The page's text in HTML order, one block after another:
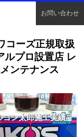
お問い合わせ
コーズ正規取扱
ルプロ設置店 レ
ンテナンス
コン太郎施工実績